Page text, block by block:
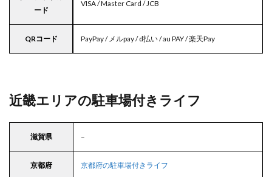
ード
VISA / Master Card / JCB
QRコード PayPay / メルpay / d払い / au PAY / 楽天Pay
近畿エリアの駐車場付きライフ
滋賀県 –
京都府 京都府の駐車場付きライフ